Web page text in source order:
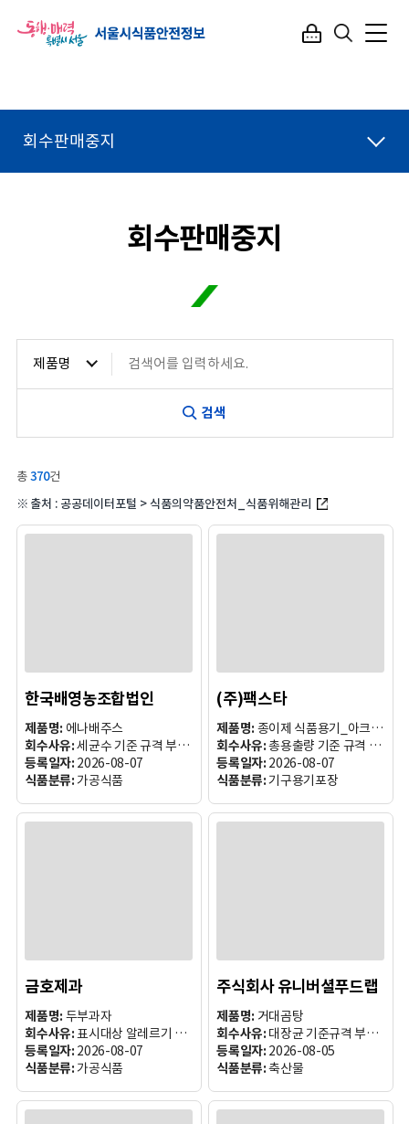
회수판매중지
회수판매중지
제품명
검색
총370건
출처 : 공공데이터포털 > 식품의약품안전처_식품위해관리
한국배영농조합법인
제품명: 에나배주스
회수사유:세균수 기준 규격 부적합
등록일자: 2026-08-07
식품분류: 가공식품
(주)팩스타
제품명: 종이제 식품용기_아크릴수지
회수사유:총용출량 기준 규격 부적합
등록일자: 2026-08-07
식품분류:기구용기포장
금호제과
제품명: 두부과자
회수사유:표시대상 알레르기 유발 원료성분(달걀, 땅콩, 대두, 밀) 미표시
등록일자: 2026-08-07
식품분류: 가공식품
주식회사 유니버셜푸드랩
제품명: 거대곰탕
회수사유: 대장균 기준규격 부적합
등록일자: 2026-08-05
식품분류:축산물